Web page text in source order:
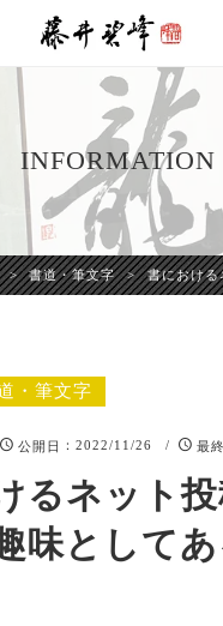
INFORMATION
> 書道・筆文字 > 書における
・筆文字
公開日 ：2022/11/26 / 最
るネット
味として